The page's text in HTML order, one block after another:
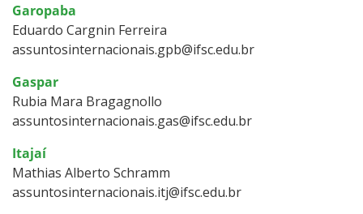
Garopaba
Eduardo Cargnin Ferreira
assuntosinternacionais.gpb@ifsc.edu.br
Gaspar
Rubia Mara Bragagnollo
assuntosinternacionais.gas@ifsc.edu.br
Itajaí
Mathias Alberto Schramm
assuntosinternacionais.itj@ifsc.edu.br